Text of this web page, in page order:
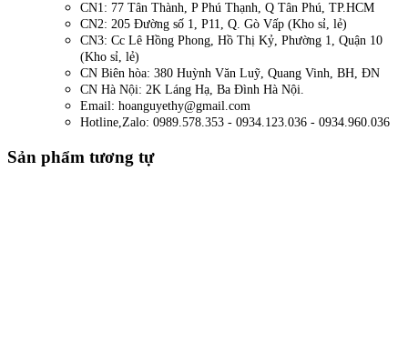
CN1: 77 Tân Thành, P Phú Thạnh, Q Tân Phú, TP.HCM
CN2: 205 Đường số 1, P11, Q. Gò Vấp (Kho sỉ, lẻ)
CN3: Cc Lê Hồng Phong, Hồ Thị Kỷ, Phường 1, Quận 10
(Kho sỉ, lẻ)
CN Biên hòa: 380 Huỳnh Văn Luỹ, Quang Vinh, BH, ĐN
CN Hà Nội: 2K Láng Hạ, Ba Đình Hà Nội.
Email: hoanguyethy@gmail.com
Hotline,Zalo: 0989.578.353 - 0934.123.036 - 0934.960.036
Sản phẩm tương tự